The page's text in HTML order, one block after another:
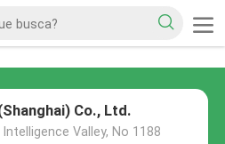
Co., Ltd.
Intelligence Valley, No 1188